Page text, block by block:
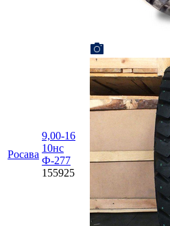
Росава
9,00-16
10нс
Ф-277
155925